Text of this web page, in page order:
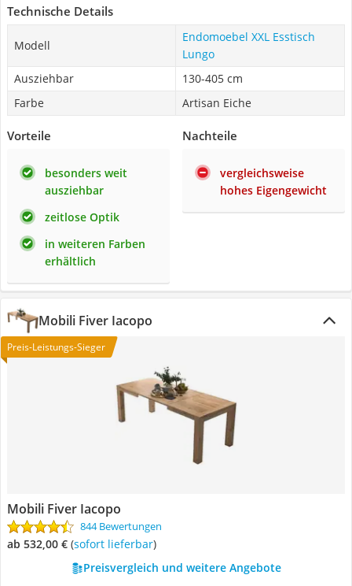
Technische Details
Modell
Endomoebel XXL Esstisch
Lungo
Ausziehbar
130-405 cm
Farbe
Artisan Eiche
Vorteile
besonders weit
ausziehbar
zeitlose Optik
in weiteren Farben
erhältlich
Nachteile
vergleichsweise
hohes Eigengewicht
Mobili Fiver Iacopo
Preis-Leistungs-Sieger
Mobili Fiver Iacopo
844 Bewertungen
ab 532,00 € ( Sofort lieferbar)
Preisvergleich und weitere Angebote